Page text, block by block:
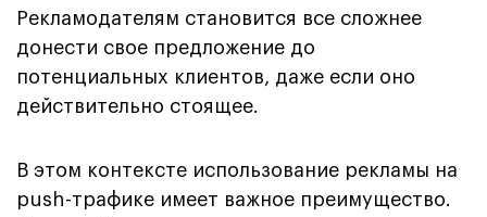
Рекламодателям становится все сложнее
донести свое предложение до
потенциальных клиентов, даже если оно
действительно стоящее.
В этом контексте использование рекламы на
push-трафике имеет важное преимущество.